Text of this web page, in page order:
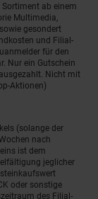
ab einem
Multimedia,
gesondert
und Filial-
für den
Nur ein Gutschein
Nicht mit
Aktionen)
(solange der
nach
ist dem
jeglicher
oder sonstige
des Filial-